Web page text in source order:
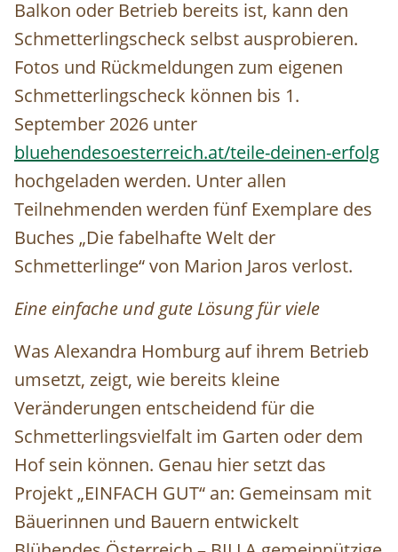
Balkon oder Betrieb bereits ist, kann den
Schmetterlingscheck selbst ausprobieren.
Fotos und Rückmeldungen zum eigenen
Schmetterlingscheck können bis 1.
September 2026 unter
bluehendesoesterreich.at/teile-deinen-erfolg
hochgeladen werden. Unter allen
Teilnehmenden werden fünf Exemplare des
Buches „Die fabelhafte Welt der
Schmetterlinge“ von Marion Jaros verlost.
Eine einfache und gute Lösung für viele
Was Alexandra Homburg auf ihrem Betrieb
umsetzt, zeigt, wie bereits kleine
Veränderungen entscheidend für die
Schmetterlingsvielfalt im Garten oder dem
Hof sein können. Genau hier setzt das
Projekt „EINFACH GUT“ an: Gemeinsam mit
Bäuerinnen und Bauern entwickelt